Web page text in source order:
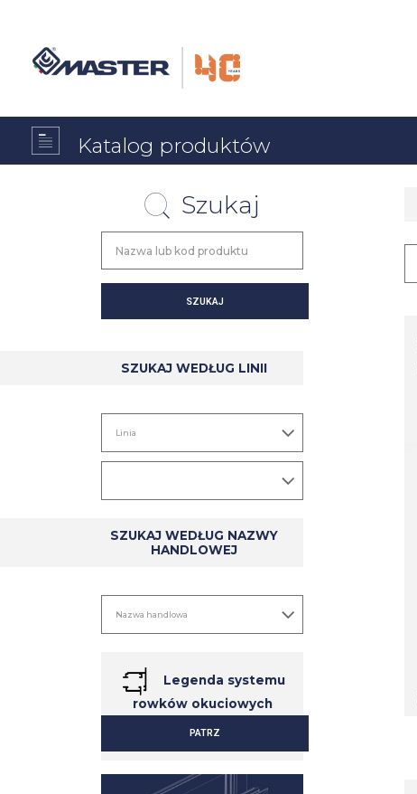
Katalog produktów
Szukaj
SZUKAJ WEDŁUG LINII
SZUKAJ WEDŁUG NAZWY
HANDLOWEJ
Legenda systemu
rowków okuciowych
PATRZ